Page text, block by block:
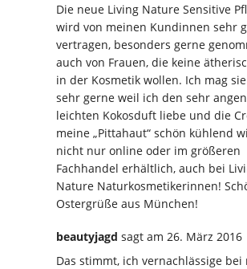
Die neue Living Nature Sensitive
wird von meinen Kundinnen sehr
vertragen, besonders gerne
auch von Frauen, die keine
in der Kosmetik wollen. Ich mag
sehr gerne weil ich den sehr
leichten Kokosduft liebe und die
meine „Pittahaut“ schön kühlend
nicht nur online oder im größeren
Fachhandel erhältlich, auch bei
Nature Naturkosmetikerinnen!
Ostergrüße aus München!
beautyjagd sagt am 26. März 2016
Das stimmt, ich vernachlässige bei